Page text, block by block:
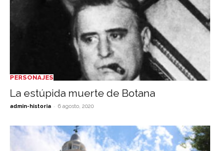
PERSONAJES
La estúpida muerte de Botana
admin-historia - 6 agosto, 2020